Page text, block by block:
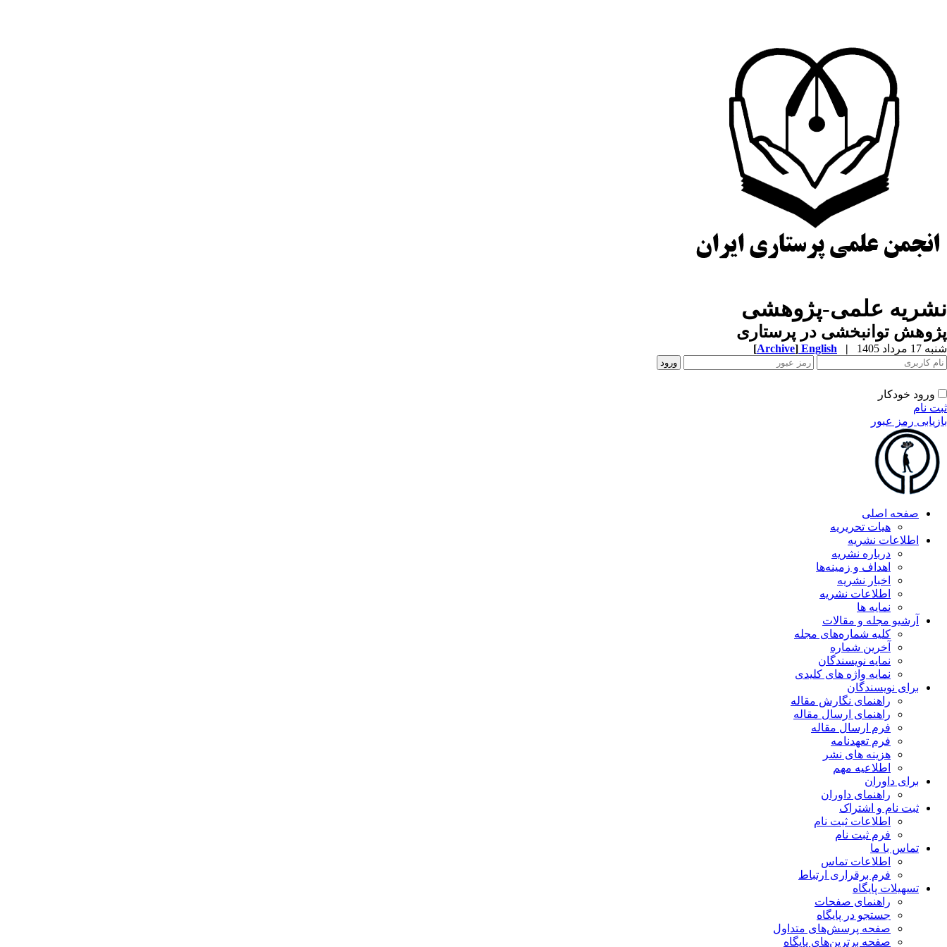
نشریه علمی-پژوهشی
پژوهش توانبخشی در پرستاری
شنبه 17 مرداد 1405 |
English
[Archive]
ورود خودکار
ثبت نام
بازیابی رمز عبور
صفحه اصلی
هیات تحریریه
اطلاعات نشریه
درباره نشریه
اهداف و زمینه‌ها
اخبار نشریه
اطلاعات نشریه
نمایه ها
آرشیو مجله و مقالات
کلیه شماره‌های مجله
آخرین شماره
نمایه نویسندگان
نمایه واژه های کلیدی
برای نویسندگان
راهنمای نگارش مقاله
راهنمای ارسال مقاله
فرم ارسال مقاله
فرم تعهدنامه
هزینه های نشر
اطلاعیه مهم
برای داوران
راهنمای داوران
ثبت نام و اشتراک
اطلاعات ثبت نام
فرم ثبت نام
تماس با ما
اطلاعات تماس
فرم برقراری ارتباط
تسهیلات پایگاه
راهنمای صفحات
جستجو در پایگاه
صفحه پرسش‌های متداول
صفحه برترین‌های پایگاه